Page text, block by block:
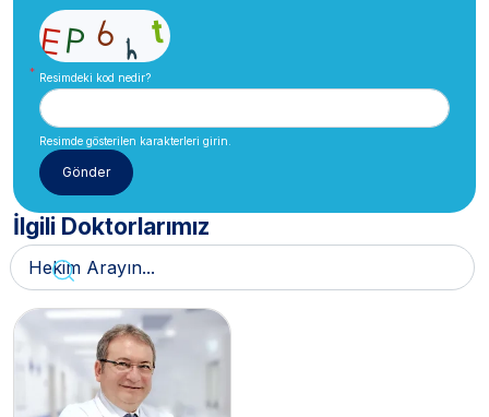
Resimdeki kod nedir?
Resimde gösterilen karakterleri girin.
İlgili Doktorlarımız